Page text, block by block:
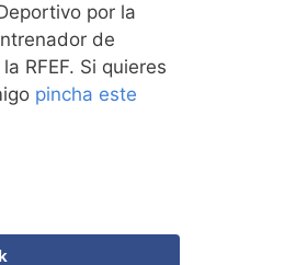
por la
de
RFEF. Si quieres
pincha este